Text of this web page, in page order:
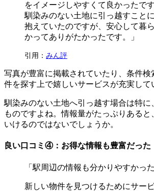
をイメージしやすくて良かったで
馴染みのない土地に引っ越すこと
抱えていたのですが、安心して暮
かってありがたかったです。」
引用： みん評
写真が豊富に掲載されていたり、条件検
件を探す上で嬉しいサービスが充実して
馴染みのない土地へ引っ越す場合は特に
ものですよね。情報量がたっぷりあると
いけるのではないでしょうか。
良い口コミ④：お得な情報も豊富だった
「駅周辺の情報も分かりやすかっ
新しい物件を見つけるためにサー